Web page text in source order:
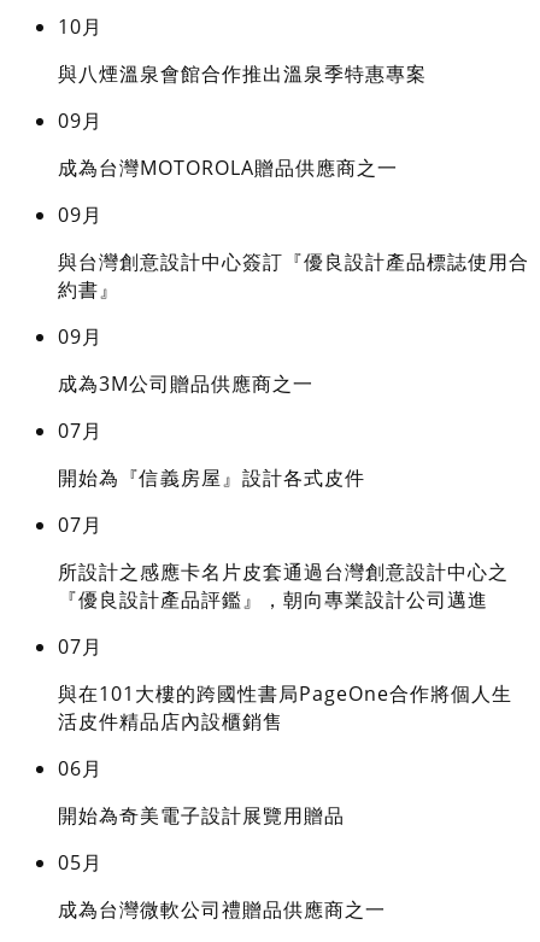
10月
與八煙溫泉會館合作推出溫泉季特惠專案
09月
成為台灣MOTOROLA贈品供應商之一
09月
與台灣創意設計中心簽訂『優良設計產品標誌使用合
約書』
09月
成為3M公司贈品供應商之一
07月
開始為『信義房屋』設計各式皮件
07月
所設計之感應卡名片皮套通過台灣創意設計中心之
『優良設計產品評鑑』，朝向專業設計公司邁進
07月
與在101大樓的跨國性書局PageOne合作將個人生
活皮件精品店內設櫃銷售
06月
開始為奇美電子設計展覽用贈品
05月
成為台灣微軟公司禮贈品供應商之一